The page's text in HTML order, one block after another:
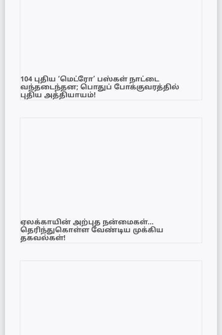
104 புதிய ‘மெட்ரோ’ பஸ்கள் நாட்டை
வந்தடைந்தன; பொதுப் போக்குவரத்தில்
புதிய அத்தியாயம்!
ஏலக்காயின் அற்புத நன்மைகள்…
தெரிந்துகொள்ள வேண்டிய முக்கிய
தகவல்கள்!